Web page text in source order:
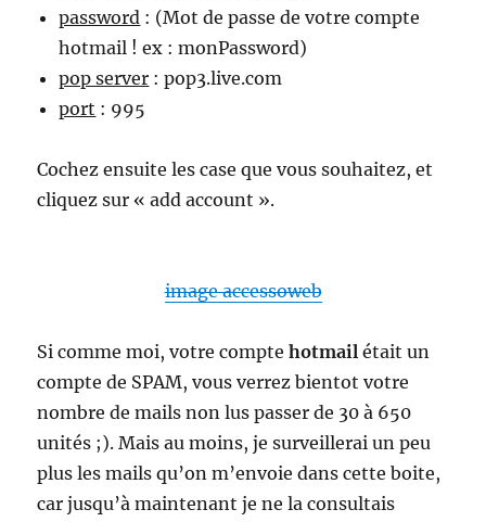
password : (Mot de passe de votre compte
hotmail ! ex : monPassword)
pop server : pop3.live.com
port : 995
Cochez ensuite les case que vous souhaitez, et
cliquez sur « add account ».
image accessoweb
Si comme moi, votre comptehotmailétait un
compte de SPAM, vous verrez bientot votre
nombre de mails non lus passer de 30 à 650
unités ;). Mais au moins, je surveillerai un peu
plus les mails qu’on m’envoie dans cette boite,
car jusqu’à maintenant je ne la consultais